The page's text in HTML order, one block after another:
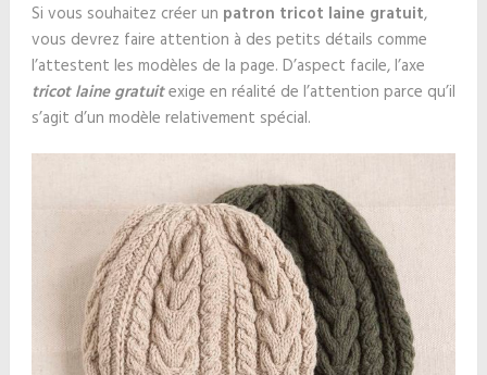
Si vous souhaitez créer un patron tricot laine gratuit,
vous devrez faire attention à des petits détails comme
l’attestent les modèles de la page. D’aspect facile, l’axe
tricot laine gratuitexige en réalité de l’attention parce qu’il
s’agit d’un modèle relativement spécial.